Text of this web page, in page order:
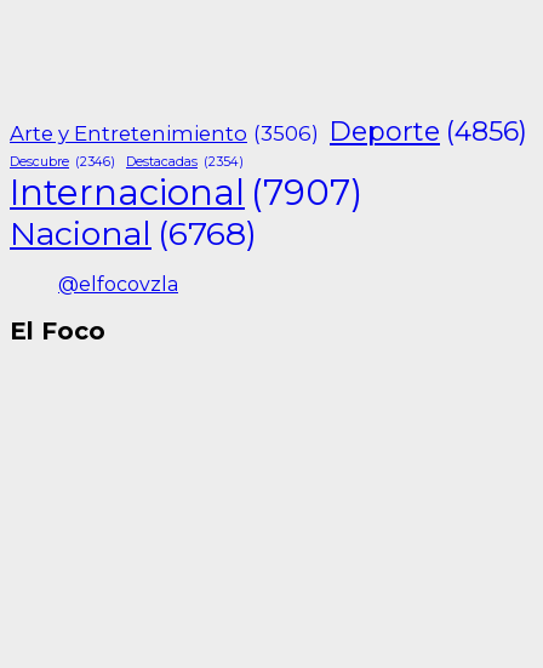
Arte y Entretenimiento (3506) Deporte (4856)
Descubre (2346) Destacadas (2354)
Internacional (7907)
Nacional (6768)
@elfocovzla
El Foco